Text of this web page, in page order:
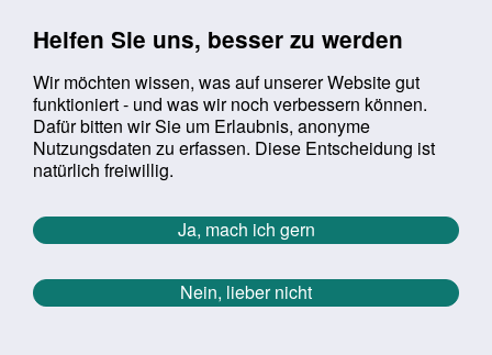
Helfen Sie uns, besser zu werden
Wir möchten wissen, was auf unserer Website gut
funktioniert - und was wir noch verbessern können.
Dafür bitten wir Sie um Erlaubnis, anonyme
Nutzungsdaten zu erfassen. Diese Entscheidung ist
natürlich freiwillig.
Ja, mach ich gern
Nein, lieber nicht
Suchbegriff:
Sie befinden sich hier:
Startseite Aktuelles Aktuelle Meldungen
Aktuelle Meldungen
Zurück zur Übersicht erster
vorheriger
749/1627